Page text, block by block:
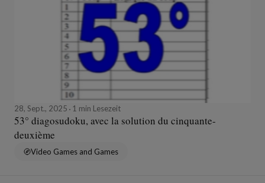
28, Sept., 2025 1 min Lesezeit
53° diagosudoku, avec la solution du cinquante-
deuxième
Video Games and Games